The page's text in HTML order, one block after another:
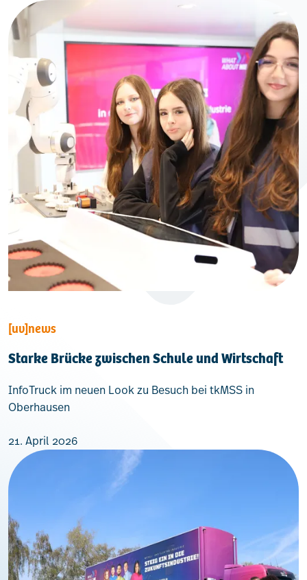
[uv]news
Starke Brücke zwischen Schule und Wirtschaft
InfoTruck im neuen Look zu Besuch bei tkMSS in
Oberhausen
21. April 2026